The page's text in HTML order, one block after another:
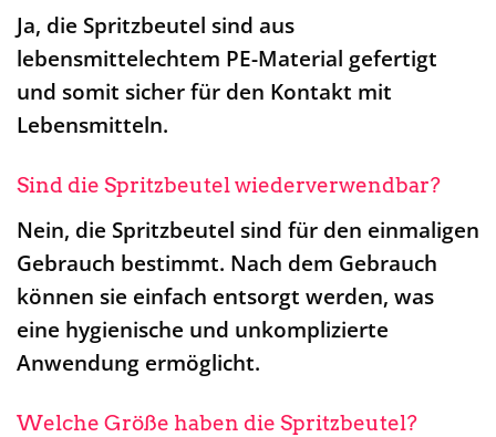
Ja, die Spritzbeutel sind aus
lebensmittelechtem PE-Material gefertigt
und somit sicher für den Kontakt mit
Lebensmitteln.
Sind die Spritzbeutel wiederverwendbar?
Nein, die Spritzbeutel sind für den einmaligen
Gebrauch bestimmt. Nach dem Gebrauch
können sie einfach entsorgt werden, was
eine hygienische und unkomplizierte
Anwendung ermöglicht.
Welche Größe haben die Spritzbeutel?